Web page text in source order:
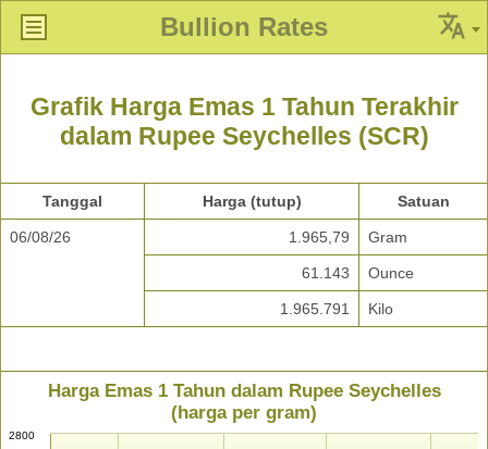
Bullion Rates
Grafik Harga Emas 1 Tahun Terakhir
dalam Rupee Seychelles (SCR)
Tanggal Harga (tutup) Satuan
06/08/26 1.965,79 Gram
61.143 Ounce
1.965.791 Kilo
Harga Emas 1 Tahun dalam Rupee Seychelles
(harga per gram)
2800